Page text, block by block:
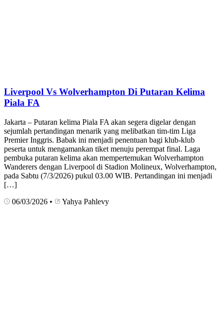
Liverpool Vs Wolverhampton Di Putaran Kelima
Piala FA
Jakarta – Putaran kelima Piala FA akan segera digelar dengan
sejumlah pertandingan menarik yang melibatkan tim-tim Liga
Premier Inggris. Babak ini menjadi penentuan bagi klub-klub
peserta untuk mengamankan tiket menuju perempat final. Laga
pembuka putaran kelima akan mempertemukan Wolverhampton
Wanderers dengan Liverpool di Stadion Molineux, Wolverhampton,
pada Sabtu (7/3/2026) pukul 03.00 WIB. Pertandingan ini menjadi
[…]
06/03/2026 • Yahya Pahlevy